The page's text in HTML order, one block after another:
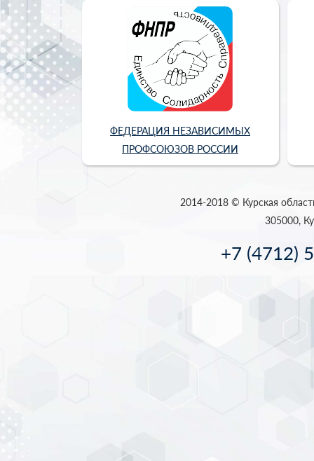
ФЕДЕРАЦИЯ НЕЗАВИСИМЫХ
ПРОФСОЮЗОВ РОССИИ
2014-2018 © Курская
305000,
+7 (4712)